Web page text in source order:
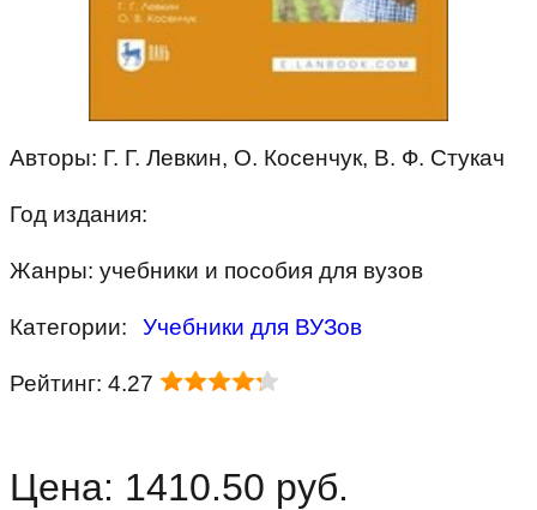
Авторы: Г. Г. Левкин, О. Косенчук, В. Ф. Стукач
Год издания:
Жанры: учебники и пособия для вузов
Категории: Учебники для ВУЗов
Рейтинг: 4.27
Цена: 1410.50 руб.